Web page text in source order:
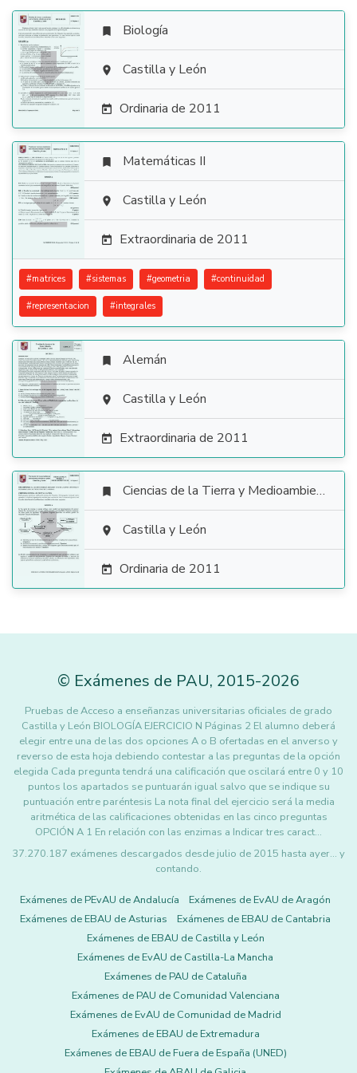

 Biología
 Castilla y León
 Ordinaria de 2011

 Matemáticas II
 Castilla y León
 Extraordinaria de 2011
#matrices #sistemas #geometria #continuidad
#representacion #integrales

 Alemán
 Castilla y León
 Extraordinaria de 2011

 Ciencias de la Tierra y Medioambientales
 Castilla y León
 Ordinaria de 2011
© Exámenes de PAU, 2015-2026
Pruebas de Acceso a enseñanzas universitarias oficiales de grado
Castilla y León BIOLOGÍA EJERCICIO N Páginas 2 El alumno deberá
elegir entre una de las dos opciones A o B ofertadas en el anverso y
reverso de esta hoja debiendo contestar a las preguntas de la opción
elegida Cada pregunta tendrá una calificación que oscilará entre 0 y 10
puntos los apartados se puntuarán igual salvo que se indique su
puntuación entre paréntesis La nota final del ejercicio será la media
aritmética de las calificaciones obtenidas en las cinco preguntas
OPCIÓN A 1 En relación con las enzimas a Indicar tres caract…
37.270.187 exámenes descargados desde julio de 2015 hasta ayer... y
contando.
Exámenes de PEvAU de Andalucía
Exámenes de EvAU de Aragón
Exámenes de EBAU de Asturias
Exámenes de EBAU de Cantabria
Exámenes de EBAU de Castilla y León
Exámenes de EvAU de Castilla-La Mancha
Exámenes de PAU de Cataluña
Exámenes de PAU de Comunidad Valenciana
Exámenes de EvAU de Comunidad de Madrid
Exámenes de EBAU de Extremadura
Exámenes de EBAU de Fuera de España (UNED)